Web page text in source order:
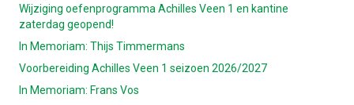
Wijziging oefenprogramma Achilles Veen 1 en kantine
zaterdag geopend!
In Memoriam: Thijs Timmermans
Voorbereiding Achilles Veen 1 seizoen 2026/2027
In Memoriam: Frans Vos